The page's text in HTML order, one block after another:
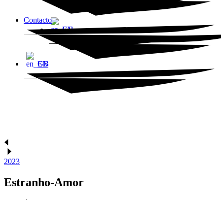
EN
Contacto
EN
2023
Estranho-Amor